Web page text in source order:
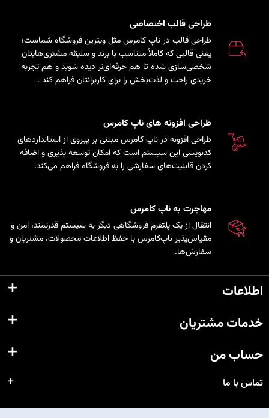
طراحی قالب اختصاصی
طراحی قالب در ناپ کامرس مثل ویترین فروشگاه شماست؛
یعنی قالبی که کاملاً متناسب با برند و سلیقه مشتری‌هایتان
شخصی‌سازی شده تا هم حرفه‌ای‌تر دیده شوید و هم تجربه
خریدی راحت و لذت‌بخش را برای کاربرانتان فراهم کند .
طراحی افزونه های ناپ کامرس
طراحی افزونه در ناپ کامرس مبتنی بر پیروی از استانداردهای
کدنویسی این سیستم است که امکان توسعه پذیری و اضافه
کردن قابلیت‌های سفارشی را به فروشگاه فراهم می‌کند.
مهاجرت به ناپ کامرس
انتقال از یک پلتفرم فروشگاهی دیگر به سیستم قدرتمند، امن و
مقیاس‌پذیر ناپ‌کامرس با حفظ اطلاعات محصولات، مشتریان و
سفارش‌ها.
اطلاعات
خدمات مشتریان
حساب من
تماس با ما